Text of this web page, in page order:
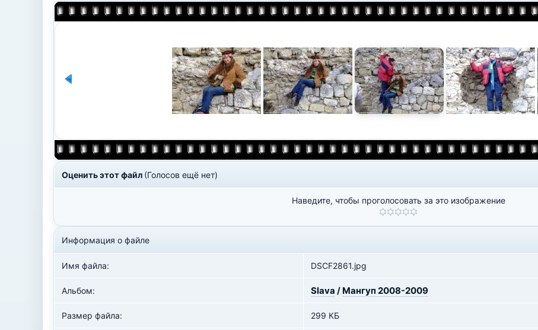
Оценить этот файл (Голосов ещё нет)
Наведите, чтобы проголосовать за это изображение
Информация о файле
Имя файла: DSCF2861.jpg
Альбом: Slava / Мангуп 2008-2009
Размер файла: 299 КБ